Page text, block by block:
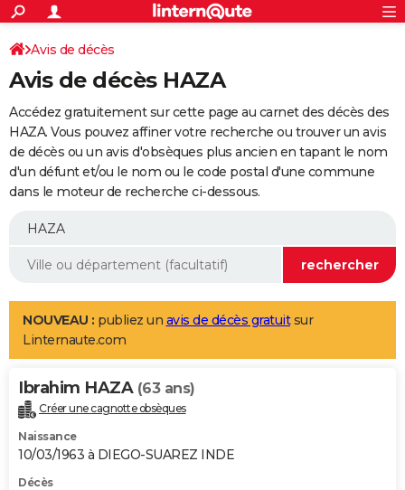
ACTUALITÉS
Politique
Société
Faits Divers
Education
Monde
Villes
+
SPORT
Coupe du monde 2026
Football
Tennis
Cyclisme
Rugby
Forum
Programme TV
TNT
Streaming
Cinéma
Sorties cinéma
Musique
+
FINANCE
Retraite
Impôts
Epargne
Immobilier
Risques naturels par ville
Banque
Assurance
Crédit
AUTO
Essais
Réserver un essai
Citadines
Berlines
SUV
Forum auto
+
Mobiles
Meilleur smartphone
Internet
Ordinateurs
Jeux vidéo
Guide high-tech
Aménagement intérieur
LIFESTYLE
Art de vivre
Bien-être
Loisirs
Mode
Modes de vie
Alimentation
Guide de la santé
Maladies
Médicaments
Sommeil
VOYAGE
Destinations
City break
Voyage nature
Voyage de noces
Forum
Climat
+PHOTO
GUIDES D'ACHAT
Avis de décès
Avis de décès HAZA
Accédez gratuitement sur cette page au carnet des décès des
HAZA. Vous pouvez affiner votre recherche ou trouver un avis
de décès ou un avis d'obsèques plus ancien en tapant le nom
d'un défunt et/ou le nom ou le code postal d'une commune
dans le moteur de recherche ci-dessous.
NOUVEAU : publiez un avis de décès gratuitsur
Linternaute.com
Ibrahim HAZA (63 ans)
Créer une cagnotte obsèques
Naissance
10/03/1963 à DIEGO-SUAREZ INDE
Décès